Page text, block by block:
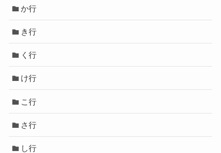
か行
き行
く行
け行
こ行
さ行
し行